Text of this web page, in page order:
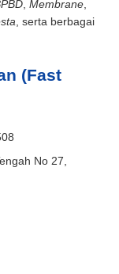
Membrane
, serta berbagai
(Fast
No 27,